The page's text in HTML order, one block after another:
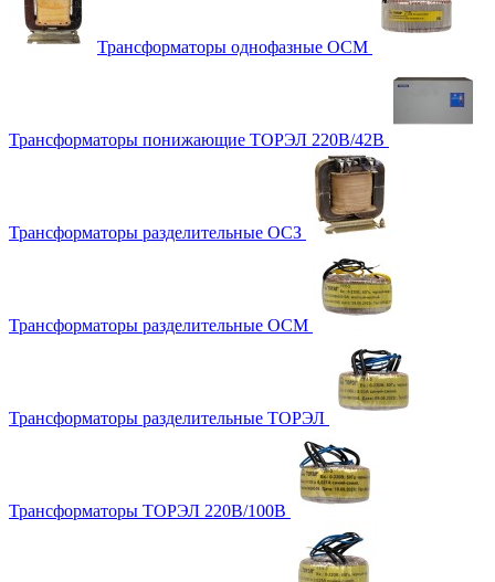
Трансформаторы однофазные ОСМ
Трансформаторы понижающие ТОРЭЛ 220В/42В
Трансформаторы разделительные ОСЗ
Трансформаторы разделительные ОСМ
Трансформаторы разделительные ТОРЭЛ
Трансформаторы ТОРЭЛ 220В/100В